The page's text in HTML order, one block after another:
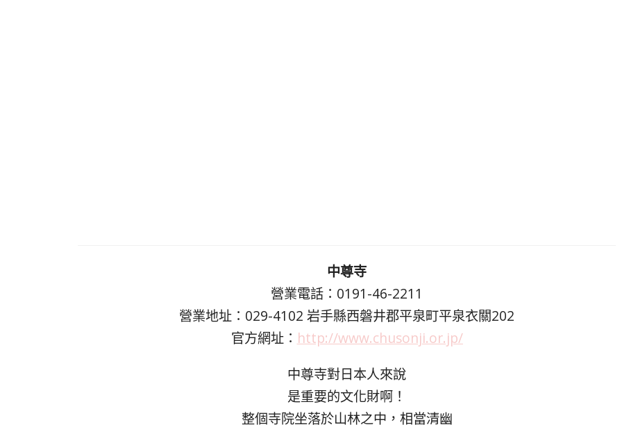
中尊寺
營業電話：0191-46-2211
營業地址：029-4102 岩手縣西磐井郡平泉町平泉衣關202
官方網址： http://www.chusonji.or.jp/
中尊寺對日本人來說
是重要的文化財啊！
整個寺院坐落於山林之中，相當清幽